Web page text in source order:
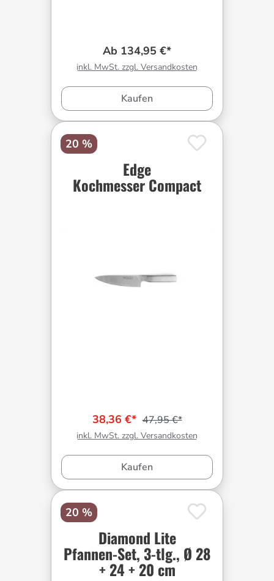
Ab 134,95 €*
inkl. MwSt. zzgl. Versandkosten
Kaufen
20 %
Edge
Kochmesser Compact
38,36 €* 47,95 €*
inkl. MwSt. zzgl. Versandkosten
Kaufen
20 %
Diamond Lite
Pfannen-Set, 3-tlg., Ø 28
+ 24 + 20 cm